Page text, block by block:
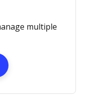
multiple
New Window